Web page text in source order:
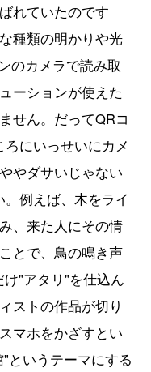
れていたのです
種類の明かりや光
のカメラで読み取
ーションが使えた
せん。だってQRコ
にいっせいにカメ
やダサいじゃない
例えば、木をライ
、来た人にその情
とで、鳥の鳴き声
"アタリ"を仕込ん
ストの作品が切り
マホをかざすとい
というテーマにする